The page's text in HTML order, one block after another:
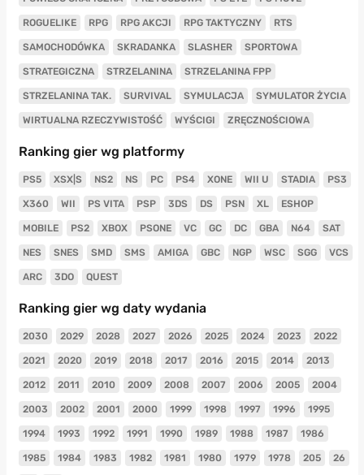
ROGUELIKE RPG RPG AKCJI RPG TAKTYCZNY RTS
SAMOCHODÓWKA SKRADANKA SLASHER SPORTOWA
STRATEGICZNA STRZELANINA STRZELANINA FPP
STRZELANINA TAK. SURVIVAL SYMULACJA SYMULATOR ŻYCIA
WIRTUALNA RZECZYWISTOŚĆ WYŚCIGI ZRĘCZNOŚCIOWA
Ranking gier wg platformy
PS5 XSX|S NS2 NS PC PS4 XONE WII U STADIA PS3
X360 WII PS VITA PSP 3DS DS PSN XL ESHOP
MOBILE PS2 XBOX PSONE VC GC DC GBA N64 SAT
NES SNES SMD SMS AMIGA GBC NGP WSC SGG VCS
ARC 3DO QUEST
Ranking gier wg daty wydania
2030 2029 2028 2027 2026 2025 2024 2023 2022
2021 2020 2019 2018 2017 2016 2015 2014 2013
2012 2011 2010 2009 2008 2007 2006 2005 2004
2003 2002 2001 2000 1999 1998 1997 1996 1995
1994 1993 1992 1991 1990 1989 1988 1987 1986
1985 1984 1983 1982 1981 1980 1979 1978 205 26